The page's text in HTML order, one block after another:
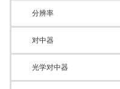
分辨率
对中器
光学对中器